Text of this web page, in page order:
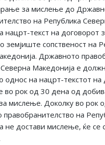
за мислење до
на Република
нацрт-текст на договорот
земјиште сопственост на
Државното
Македонија е
однос на нацрт-текстот на
во рок од 30 дена од
мислење. Доколку во рок
на
не достави мислење, ќе се